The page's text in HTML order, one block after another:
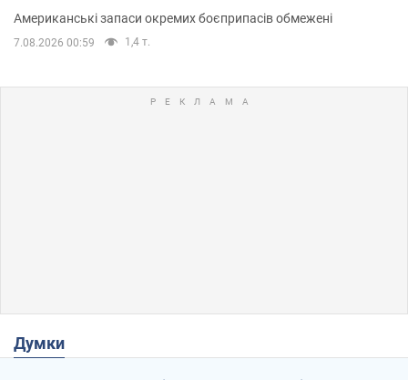
Американські запаси окремих боєприпасів обмежені
7.08.2026 00:59 1,4 т.
Думки